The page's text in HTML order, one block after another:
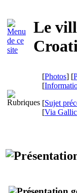
Le
[Photos] [
[
[Sujet
[Via